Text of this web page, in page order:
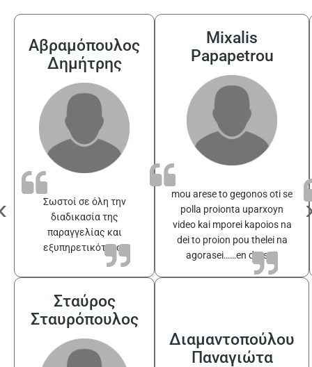
Αβραμόπουλος
Δημήτρης
Σωστοί σε όλη την
διαδικασία της
παραγγελίας και
εξυπηρετικότατοι
Mixalis
Papapetrou
mou arese to gegonos oti se
polla proionta uparxoyn
video kai mporei kapoios na
dei to proion pou thelei na
agorasei……en drasei!
Σταύρος
Σταυρόπουλος
Διαμαντοπούλου
Παναγιώτα